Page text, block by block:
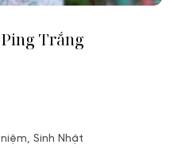
Trắng
Sinh Nhật